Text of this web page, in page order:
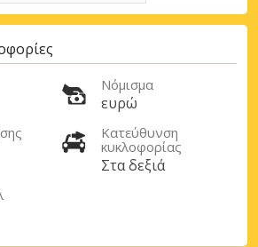
σε αποκλειστικές
Σύνδεση με eLink
Νόμισμα
ευρώ
Κατεύθυνση
κυκλοφορίας
Στα δεξιά